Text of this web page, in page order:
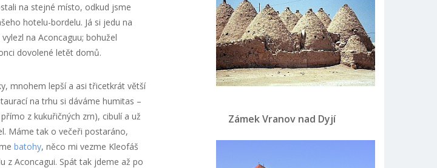
na stejné místo, odkud jsme
hotelu-bordelu. Já si jedu na
na Aconcaguu; bohužel
dovolené letět domů.
mnohem lepší a asi třicetkrát větší
na trhu si dáváme humitas –
z kukuřičných zrn), cibulí a už
Máme tak o večeři postaráno,
batohy, něco mi vezme Kleofáš
z Aconcagui. Spát tak jdeme až po
Zámek Vranov nad Dyjí